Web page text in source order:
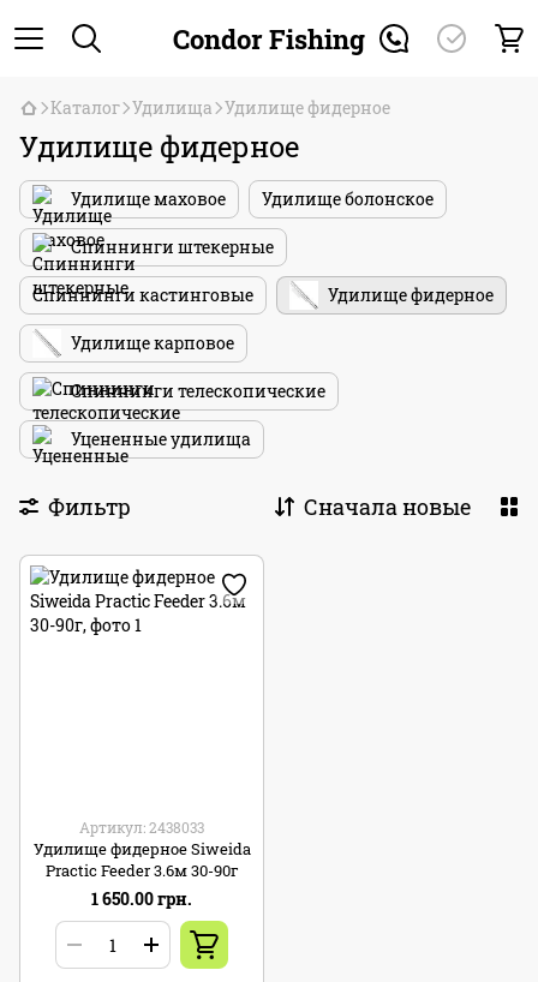
Condor Fishing
Каталог Удилища Удилище фидерное
Удилище фидерное
Удилище маховое Удилище болонское
Спиннинги штекерные
Спиннинги кастинговые Удилище фидерное
Удилище карповое
Спиннинги телескопические
Уцененные удилища
Фильтр Сначала новые
Артикул: 2438033
Удилище фидерное Siweida
Practic Feeder 3.6м 30-90г
1 650.00 грн.